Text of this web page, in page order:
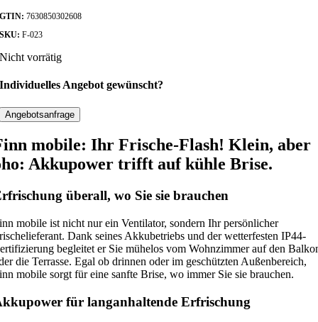
GTIN: 7630850302608
SKU: F-023
Nicht vorrätig
Individuelles Angebot gewünscht?
Angebotsanfrage
mobile: Ihr Frische-Flash! Klein, aber
Akkupower trifft auf kühle Brise.
überall, wo Sie sie brauchen
mobile ist nicht nur ein Ventilator, sondern Ihr persönlicher
Dank seines Akkubetriebs und der wetterfesten IP44-
begleitet er Sie mühelos vom Wohnzimmer auf den
die Terrasse. Egal ob drinnen oder im geschützten Außenbereich,
mobile sorgt für eine sanfte Brise, wo immer Sie sie brauchen.
für langanhaltende Erfrischung